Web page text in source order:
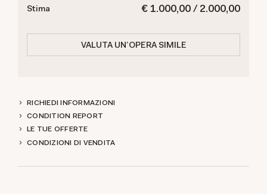
€ 1.000,00 / 2.000,00
Stima
VALUTA UN'OPERA SIMILE
RICHIEDI INFORMAZIONI
CONDITION REPORT
LE TUE OFFERTE
CONDIZIONI DI VENDITA